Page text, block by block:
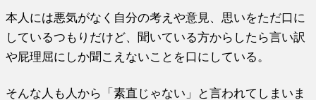
本人には悪気がなく自分の考えや意見、思いをただ口に
しているつもりだけど、聞いている方からしたら言い訳
や屁理屈にしか聞こえないことを口にしている。
そんな人も人から「素直じゃない」と言われてしまいま